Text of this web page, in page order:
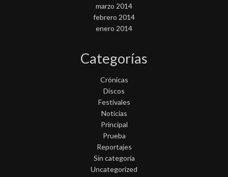
marzo 2014
febrero 2014
enero 2014
Categorías
Crónicas
Discos
Festivales
Noticias
Principal
Prueba
Reportajes
Sin categoría
Uncategorized